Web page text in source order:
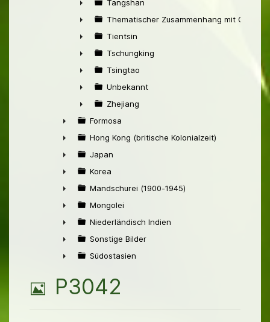
►
►
Tangshan
►
Thematischer Zusammenhang mit China
►
Tientsin
►
Tschungking
►
Tsingtao
►
Unbekannt
►
Zhejiang
►
Formosa
►
Hong Kong (britische Kolonialzeit)
►
Japan
►
Korea
►
Mandschurei (1900-1945)
►
Mongolei
►
Niederländisch Indien
►
Sonstige Bilder
Südostasien
B
P3042